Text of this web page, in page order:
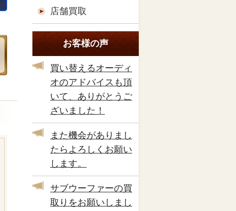
店舗買取
お客様の声
買い替えるオーディ
オのアドバイスも頂
いて、ありがとうご
ざいました！
また機会がありまし
たらよろしくお願い
します。
サブウーファーの買
取りをお願いしまし